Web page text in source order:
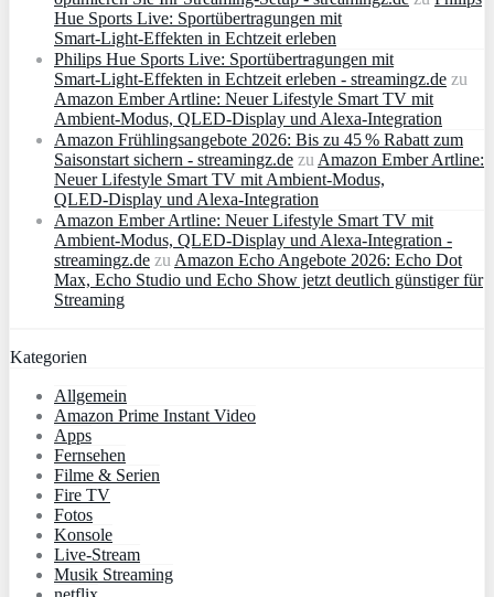
Hue Sports Live: Sportübertragungen mit
Smart‑Light‑Effekten in Echtzeit erleben
Philips Hue Sports Live: Sportübertragungen mit
Smart‑Light‑Effekten in Echtzeit erleben - streamingz.de zu
Amazon Ember Artline: Neuer Lifestyle Smart TV mit
Ambient‑Modus, QLED‑Display und Alexa‑Integration
Amazon Frühlingsangebote 2026: Bis zu 45 % Rabatt zum
Saisonstart sichern - streamingz.de zu Amazon Ember Artline:
Neuer Lifestyle Smart TV mit Ambient‑Modus,
QLED‑Display und Alexa‑Integration
Amazon Ember Artline: Neuer Lifestyle Smart TV mit
Ambient‑Modus, QLED‑Display und Alexa‑Integration -
streamingz.de zu Amazon Echo Angebote 2026: Echo Dot
Max, Echo Studio und Echo Show jetzt deutlich günstiger für
Streaming
Kategorien
Allgemein
Amazon Prime Instant Video
Apps
Fernsehen
Filme & Serien
Fire TV
Fotos
Konsole
Live-Stream
Musik Streaming